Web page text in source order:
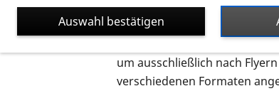
Erklärvideos zum Thema
Auf dieser Seite finden Sie
um ausschließlich nach
verschiedenen Formaten
Auswahl bestätigen